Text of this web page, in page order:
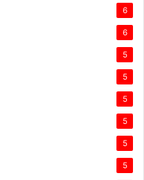
6
6
5
5
5
5
5
5